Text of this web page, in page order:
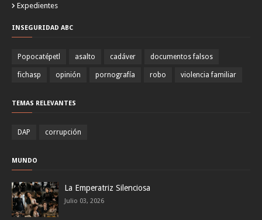
Expedientes
INSEGURIDAD ABC
Popocatépetl asalto cadáver documentos falsos
fichasp opinión pornografía robo violencia familiar
TEMAS RELEVANTES
DAP corrupción
MUNDO
La Emperatriz Silenciosa
Julio 03, 2026